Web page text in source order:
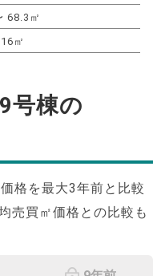
68.3㎡
㎡
号棟の
格を最大3年前と比較
売買㎡価格との比較も